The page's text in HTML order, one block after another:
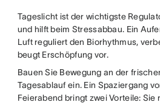
Tageslicht ist der wichtigste
und hilft beim Stressabbau. Ein
Luft reguliert den Biorhythmus,
beugt Erschöpfung vor.
Bauen Sie Bewegung an der
Tagesablauf ein. Ein Spaziergang
Feierabend bringt zwei Vorteile: Sie